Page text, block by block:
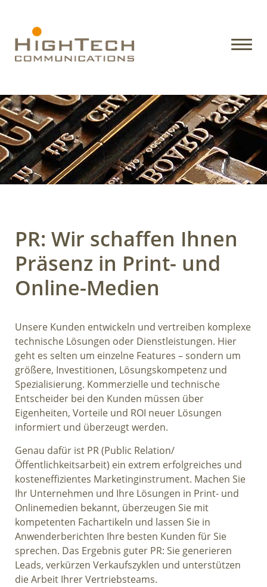
PR: Wir schaffen Ihnen
Präsenz in Print- und
Online-Medien
Unsere Kunden entwickeln und vertreiben komplexe
technische Lösungen oder Dienstleistungen. Hier
geht es selten um einzelne Features – sondern um
größere, Investitionen, Lösungskompetenz und
Spezialisierung. Kommerzielle und technische
Entscheider bei den Kunden müssen über
Eigenheiten, Vorteile und ROI neuer Lösungen
informiert und überzeugt werden.
Genau dafür ist PR (Public Relation/
Öffentlichkeitsarbeit) ein extrem erfolgreiches und
kosteneffizientes Marketinginstrument. Machen Sie
Ihr Unternehmen und Ihre Lösungen in Print- und
Onlinemedien bekannt, überzeugen Sie mit
kompetenten Fachartikeln und lassen Sie in
Anwenderberichten Ihre besten Kunden für Sie
sprechen. Das Ergebnis guter PR: Sie generieren
Leads, verkürzen Verkaufszyklen und unterstützen
die Arbeit Ihrer Vertriebsteams.